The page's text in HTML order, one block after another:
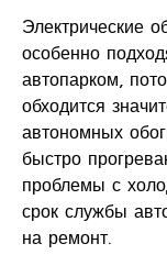
Электрические
особенно
автопарком,
обходится
автономных
быстро
проблемы с
срок службы
на ремонт.